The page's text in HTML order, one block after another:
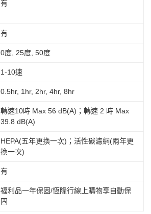
有
有
0度, 25度, 50度
1-10速
0.5hr, 1hr, 2hr, 4hr, 8hr
轉速10時 Max 56 dB(A)；轉速 2 時 Max
39.8 dB(A)
HEPA(五年更換一次)；活性碳濾網(兩年更
換一次)
有
福利品一年保固/恆隆行線上購物享自動保
固